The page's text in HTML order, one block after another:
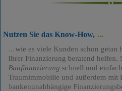
Nutzen Sie das Know-How,
wie es viele Kunden schon getan
Ihrer Finanzierung beratend helfen.
Baufinanzierung schnell und
Traumimmobilie und außerdem mit
bankenunabhängige